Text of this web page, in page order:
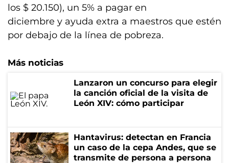
los $ 20.150), un 5% a pagar en
diciembre y ayuda extra a maestros que estén
por debajo de la línea de pobreza.
Más noticias
Lanzaron un concurso para elegir
la canción oficial de la visita de
León XIV: cómo participar
Hantavirus: detectan en Francia
un caso de la cepa Andes, que se
transmite de persona a persona